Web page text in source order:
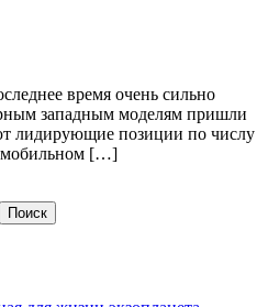
время очень сильно
западным моделям пришли
лидирующие позиции по числу
[…]
Поиск